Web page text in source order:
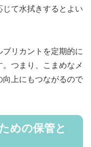
て水拭きするとよい
リカントを定期的に
つまり、こまめなメ
向上にもつながるので
めの保管と